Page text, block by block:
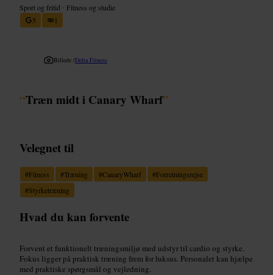
Sport og fritid • Fitness og studie
5
1
Billede /Delta Fitness
“Træn midt i Canary Wharf”
Velegnet til
#Fitness #Træning #CanaryWharf #Forretningsrejse
#Styrketræning
Hvad du kan forvente
Forvent et funktionelt træningsmiljø med udstyr til cardio og styrke.
Fokus ligger på praktisk træning frem for luksus. Personalet kan hjælpe
med praktiske spørgsmål og vejledning.